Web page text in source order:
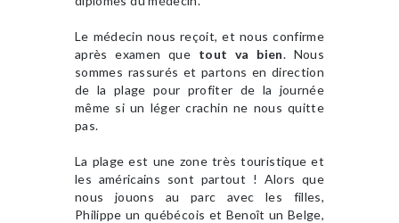
Le médecin nous reçoit, et nous confirme
après examen que tout va bien. Nous
sommes rassurés et partons en direction
de la plage pour profiter de la journée
même si un léger crachin ne nous quitte
pas.
La plage est une zone très touristique et
les américains sont partout ! Alors que
nous jouons au parc avec les filles,
Philippe un québécois et Benoît un Belge,